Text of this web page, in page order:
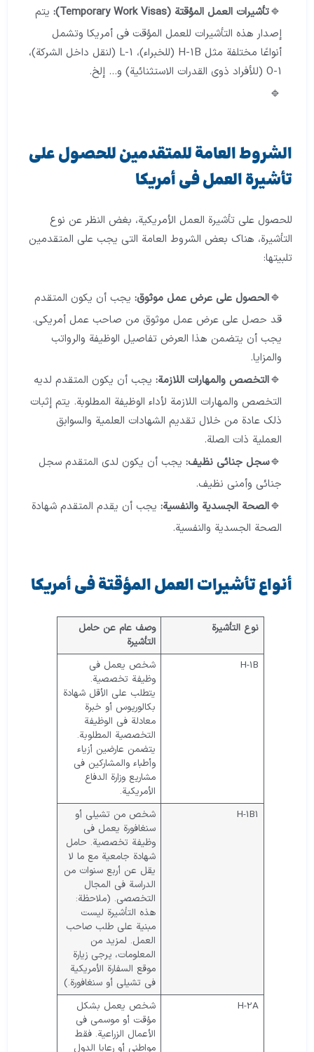
تأشيرات العمل المؤقتة (Temporary Work Visas):
يتم
إصدار هذه التأشيرات للعمل المؤقت في أمريكا وتشمل
أنواعًا مختلفة مثل H-1B (للخبراء)، L-1 (لنقل داخل الشركة)،
O-1 (للأفراد ذوي القدرات الاستثنائية) و… إلخ.
الشروط العامة للمتقدمين للحصول على
تأشيرة العمل في أمريكا
للحصول على تأشيرة العمل الأمريكية، بغض النظر عن نوع
التأشيرة، هناك بعض الشروط العامة التي يجب على المتقدمين
تلبيتها:
الحصول على عرض عمل موثوق: يجب أن يكون المتقدم
قد حصل على عرض عمل موثوق من صاحب عمل أمريكي.
يجب أن يتضمن هذا العرض تفاصيل الوظيفة والرواتب
والمزايا.
التخصص والمهارات اللازمة: يجب أن يكون المتقدم لديه
التخصص والمهارات اللازمة لأداء الوظيفة المطلوبة. يتم إثبات
ذلك عادة من خلال تقديم الشهادات العلمية والسوابق
العملية ذات الصلة.
سجل جنائي نظيف: يجب أن يكون لدى المتقدم سجل
جنائي وأمني نظيف.
الصحة الجسدية والنفسية: يجب أن يقدم المتقدم شهادة
الصحة الجسدية والنفسية.
أنواع تأشيرات العمل المؤقتة في أمريكا
نوع التأشيرة
وصف عام عن حامل
التأشيرة
H-1B
شخص يعمل في
وظيفة تخصصية.
يتطلب على الأقل شهادة
بكالوريوس أو خبرة
معادلة في الوظيفة
التخصصية المطلوبة.
يتضمن عارضين أزياء
وأطباء والمشاركين في
مشاريع وزارة الدفاع
الأمريكية.
H-1B1
شخص من تشيلي أو
سنغافورة يعمل في
وظيفة تخصصية. حامل
شهادة جامعية مع ما لا
يقل عن أربع سنوات من
الدراسة في المجال
التخصصي. (ملاحظة:
هذه التأشيرة ليست
مبنية على طلب صاحب
العمل. لمزيد من
المعلومات، يرجى زيارة
موقع السفارة الأمريكية
في تشيلي أو سنغافورة.)
H-2A
شخص يعمل بشكل
مؤقت أو موسمي في
الأعمال الزراعية. فقط
مواطني أو رعايا الدول